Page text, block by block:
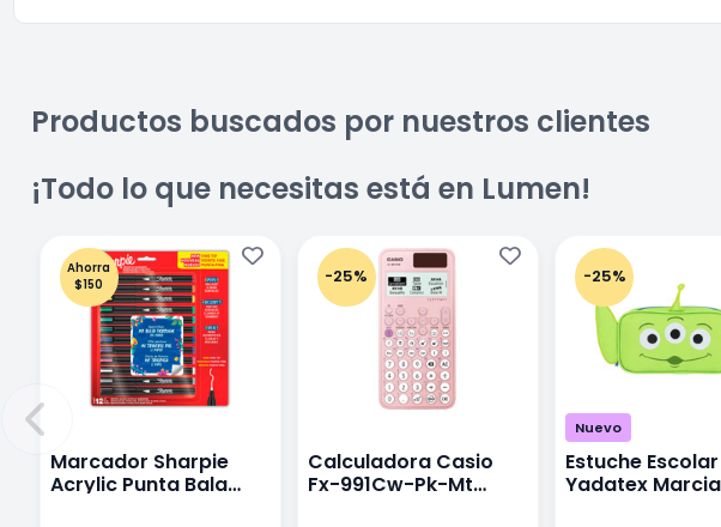
Productos buscados por nuestros clientes
¡Todo lo que necesitas está en Lumen!
Ahorra
$150
Marcador Sharpie
Acrylic Punta Bala
-25%
Calculadora Casio
Fx-991Cw-Pk-Mt
-25%
Nuevo
Estuche Escolar
Yadatex